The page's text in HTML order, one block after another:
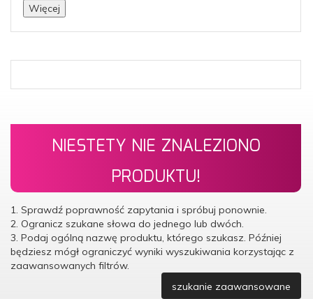
Więcej
NIESTETY NIE ZNALEZIONO
PRODUKTU!
1. Sprawdź poprawność zapytania i spróbuj ponownie.
2. Ogranicz szukane słowa do jednego lub dwóch.
3. Podaj ogólną nazwę produktu, którego szukasz. Później
będziesz mógł ograniczyć wyniki wyszukiwania korzystając z
zaawansowanych filtrów.
szukanie zaawansowane